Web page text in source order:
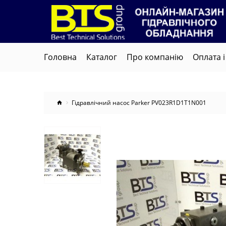
Головна Каталог Про компанію Оплата
Гідравлічний насос Parker PV023R1D1T1N001